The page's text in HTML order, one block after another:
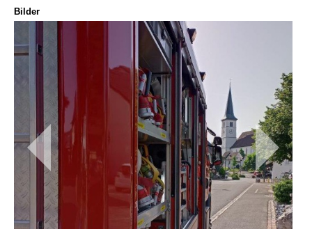
Bilder